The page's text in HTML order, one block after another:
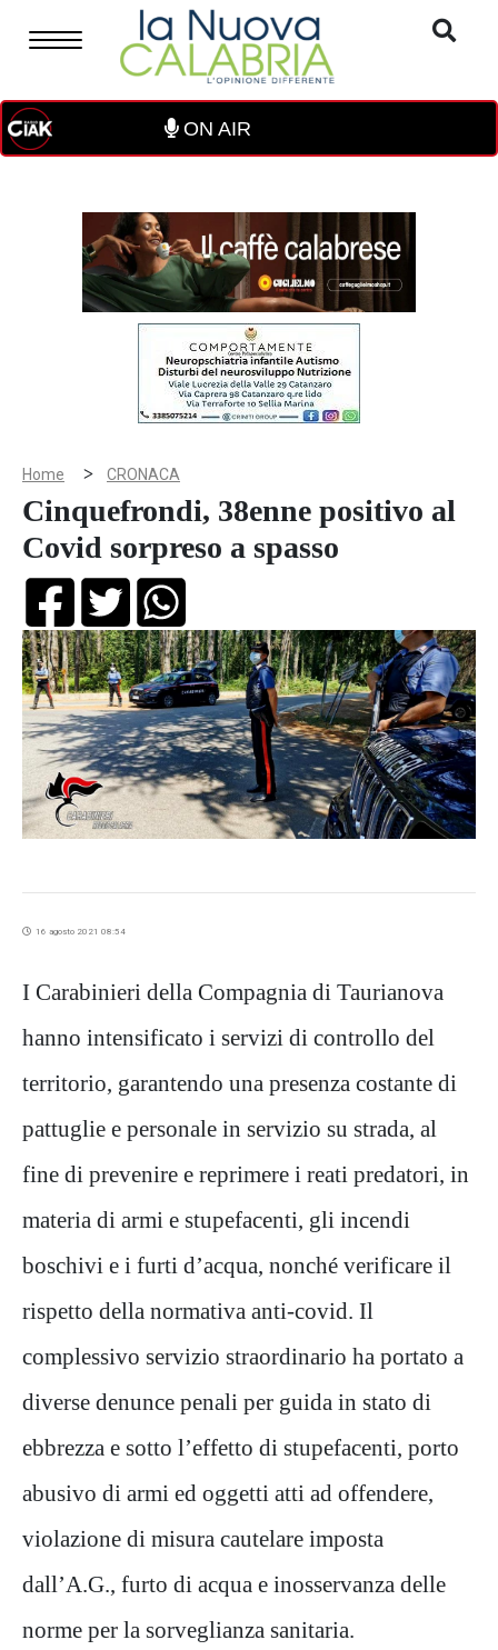
ON AIR
Home > CRONACA
Cinquefrondi, 38enne positivo al
Covid sorpreso a spasso
16 agosto 2021 08:54
I Carabinieri della Compagnia di Taurianova
hanno intensificato i servizi di controllo del
territorio, garantendo una presenza costante di
pattuglie e personale in servizio su strada, al
fine di prevenire e reprimere i reati predatori, in
materia di armi e stupefacenti, gli incendi
boschivi e i furti d’acqua, nonché verificare il
rispetto della normativa anti-covid. Il
complessivo servizio straordinario ha portato a
diverse denunce penali per guida in stato di
ebbrezza e sotto l’effetto di stupefacenti, porto
abusivo di armi ed oggetti atti ad offendere,
violazione di misura cautelare imposta
dall’A.G., furto di acqua e inosservanza delle
norme per la sorveglianza sanitaria.